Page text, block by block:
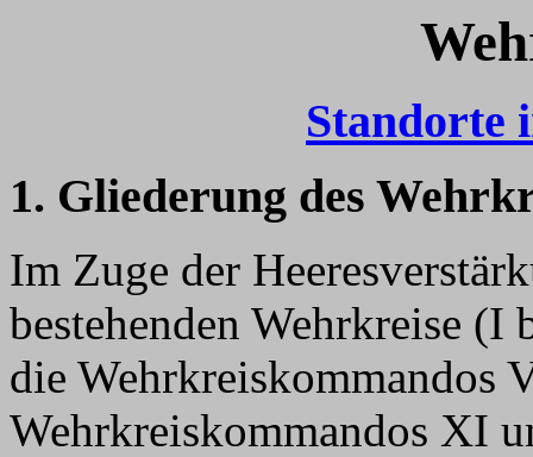
Standorte
1. Gliederung des
Im Zuge der
bestehenden Wehrkreise
die
Wehrkreiskommandos XI